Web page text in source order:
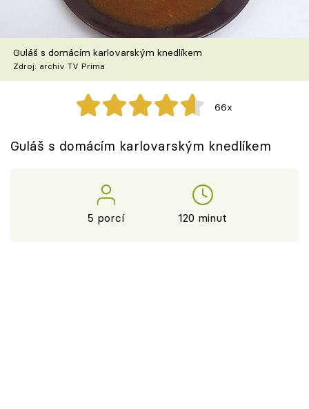
Škola vaření
Recepty z TV
Speciál: Cuketa
Těhotnej kuchař
Sledujte prima+
Guláš s domácím karlovarským knedlíkem
Zdroj: archiv TV Prima
66x
Guláš s domácím karlovarským knedlíkem
5 porcí 120 minut